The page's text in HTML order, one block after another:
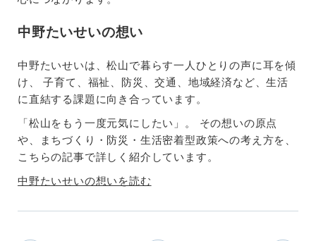
中野たいせいの想い
中野たいせいは、松山で暮らす一人ひとりの声に耳を傾
け、 子育て、福祉、防災、交通、地域経済など、生活
に直結する課題に向き合っています。
「松山をもう一度元気にしたい」。 その想いの原点
や、まちづくり・防災・生活密着型政策への考え方を、
こちらの記事で詳しく紹介しています。
中野たいせいの想いを読む